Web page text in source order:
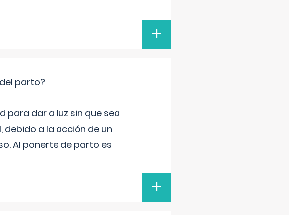
+
parto?
dar a luz sin que sea
a la acción de un
Al ponerte de parto es
+